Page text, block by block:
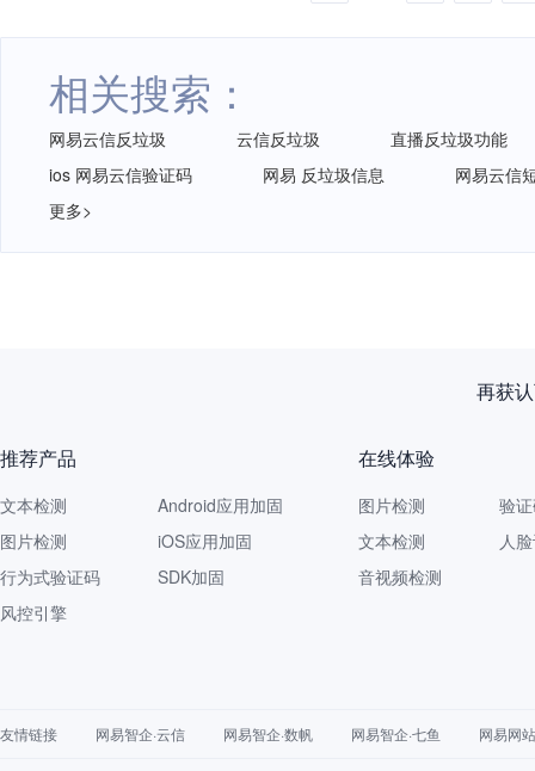
相关搜索：
网易云信反垃圾 云信反垃圾
直播反垃圾功能
ios 网易云信验证码
网易 反垃圾信息
网易云信
更多>
再获
推荐产品
文本检测
图片检测
行为式验证码
风控引擎
Android应用加固
iOS应用加固
SDK加固
在线体验
图片检测
文本检测
音视频检测
验
人
友情链接 网易智企·云信 网易智企·数帆 网易智企·七鱼 网易网